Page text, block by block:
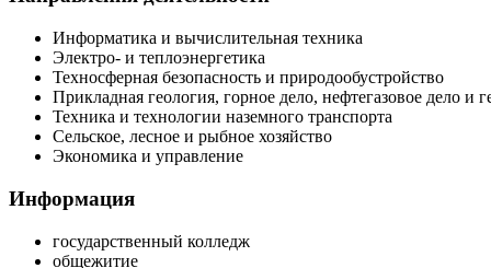
Информатика и вычислительная техника
Электро- и теплоэнергетика
Техносферная безопасность и природообустройство
Прикладная геология, горное дело, нефтегазовое дело и
Техника и технологии наземного транспорта
Сельское, лесное и рыбное хозяйство
Экономика и управление
Информация
государственный колледж
общежитие